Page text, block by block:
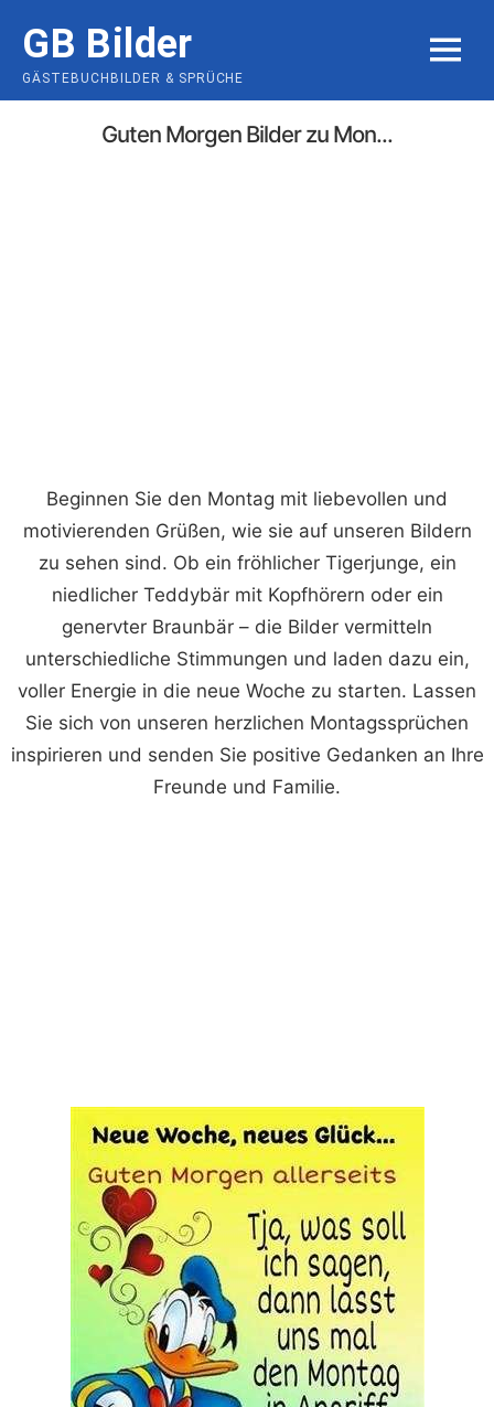
content
GB Bilder
GÄSTEBUCHBILDER & SPRÜCHE
MENU
Guten Morgen Bilder zu Mon...
Beginnen Sie den Montag mit liebevollen und
motivierenden Grüßen, wie sie auf unseren Bildern
zu sehen sind. Ob ein fröhlicher Tigerjunge, ein
niedlicher Teddybär mit Kopfhörern oder ein
genervter Braunbär – die Bilder vermitteln
unterschiedliche Stimmungen und laden dazu ein,
voller Energie in die neue Woche zu starten. Lassen
Sie sich von unseren herzlichen Montagssprüchen
inspirieren und senden Sie positive Gedanken an Ihre
Freunde und Familie.